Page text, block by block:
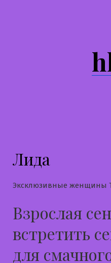
Лида
Эксклюзивные женщины
Взрослая
встретить
для